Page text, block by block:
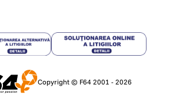
Copyright © F64 2001 - 2026